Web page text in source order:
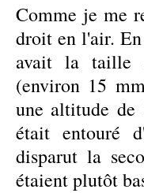
Comme je me
droit en l'air.
avait la taille
(environ 15
une altitude
était entouré
disparut la
étaient plutôt